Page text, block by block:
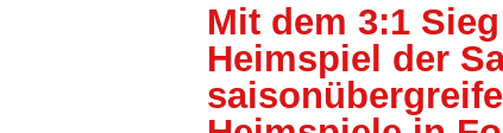
Mit dem 3:1
Heimspiel der